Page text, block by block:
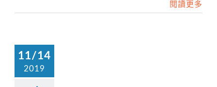
閱讀更多
11/14
2019